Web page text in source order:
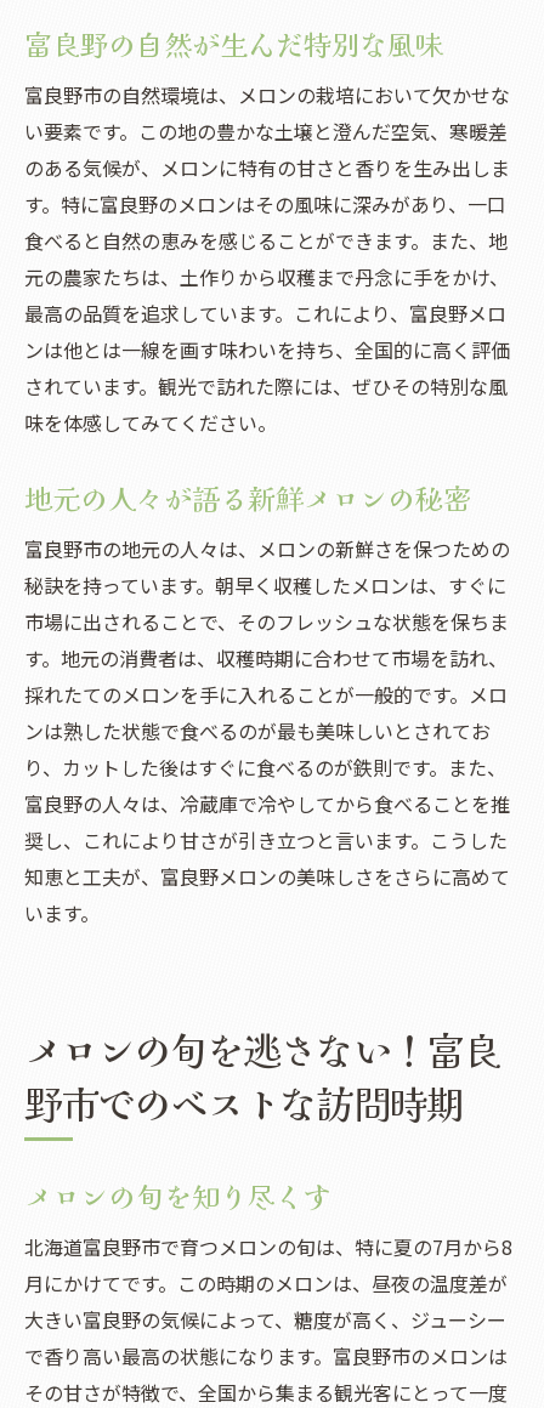
富良野の自然が生んだ特別な風味
富良野市の自然環境は、メロンの栽培において欠かせな
い要素です。この地の豊かな土壌と澄んだ空気、寒暖差
のある気候が、メロンに特有の甘さと香りを生み出しま
す。特に富良野のメロンはその風味に深みがあり、一口
食べると自然の恵みを感じることができます。また、地
元の農家たちは、土作りから収穫まで丹念に手をかけ、
最高の品質を追求しています。これにより、富良野メロ
ンは他とは一線を画す味わいを持ち、全国的に高く評価
されています。観光で訪れた際には、ぜひその特別な風
味を体感してみてください。
地元の人々が語る新鮮メロンの秘密
富良野市の地元の人々は、メロンの新鮮さを保つための
秘訣を持っています。朝早く収穫したメロンは、すぐに
市場に出されることで、そのフレッシュな状態を保ちま
す。地元の消費者は、収穫時期に合わせて市場を訪れ、
採れたてのメロンを手に入れることが一般的です。メロ
ンは熟した状態で食べるのが最も美味しいとされてお
り、カットした後はすぐに食べるのが鉄則です。また、
富良野の人々は、冷蔵庫で冷やしてから食べることを推
奨し、これにより甘さが引き立つと言います。こうした
知恵と工夫が、富良野メロンの美味しさをさらに高めて
います。
メロンの旬を逃さない！富良
野市でのベストな訪問時期
メロンの旬を知り尽くす
北海道富良野市で育つメロンの旬は、特に夏の7月から8
月にかけてです。この時期のメロンは、昼夜の温度差が
大きい富良野の気候によって、糖度が高く、ジューシー
で香り高い最高の状態になります。富良野市のメロンは
その甘さが特徴で、全国から集まる観光客にとって一度